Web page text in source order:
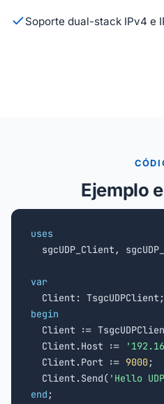
Soporte dual-stack IPv4 e
Ejemplo
uses
sgcUDP_Client,
var
begin
Client :=
  Client.Host :=
  Client.Port :=
9000 ;
  Client.Send(
'Hello
end ;